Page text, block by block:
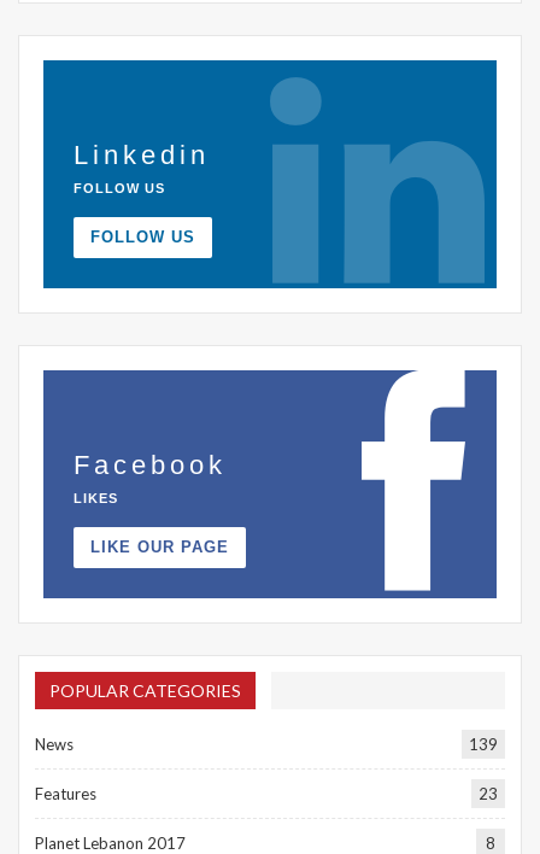
Linkedin
FOLLOW US
FOLLOW US
Facebook
LIKES
LIKE OUR PAGE
POPULAR CATEGORIES
News 139
Features 23
Planet Lebanon 2017 8